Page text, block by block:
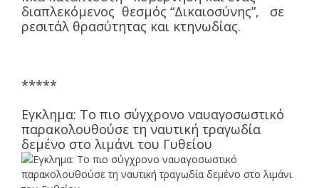
διαπλεκόμενος θεσμός “Δικαιοσύνης”, σε
ρεσιτάλ θρασύτητας και κτηνωδίας.
*****
Εγκλημα: Το πιο σύγχρονο ναυαγοσωστικό
παρακολουθούσε τη ναυτική τραγωδία
δεμένο στο λιμάνι του Γυθείου